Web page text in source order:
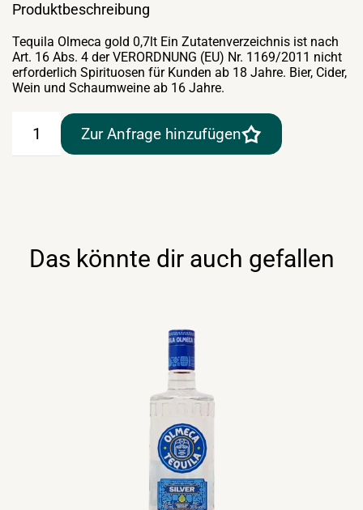
Produktbeschreibung
Tequila Olmeca gold 0,7lt Ein Zutatenverzeichnis ist nach
Art. 16 Abs. 4 der VERORDNUNG (EU) Nr. 1169/2011 nicht
erforderlich Spirituosen für Kunden ab 18 Jahre. Bier, Cider,
Wein und Schaumweine ab 16 Jahre.
Olmeca
Zur Anfrage hinzufügen
Das könnte dir auch gefallen